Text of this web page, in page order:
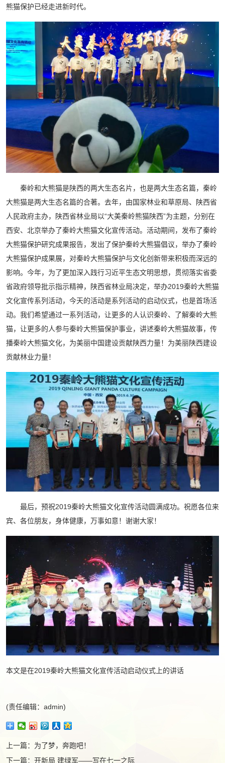
熊猫保护已经走进新时代。
秦岭和大熊猫是陕西的两大生态名片，也是两大生态名篇，秦岭
大熊猫是两大生态名篇的合著。去年，由国家林业和草原局、陕西省
人民政府主办，陕西省林业局以“大美秦岭熊猫陕西”为主题，分别在
西安、北京举办了秦岭大熊猫文化宣传活动。活动期间，发布了秦岭
大熊猫保护研究成果报告，发出了保护秦岭大熊猫倡议，举办了秦岭
大熊猫保护成果展，对秦岭大熊猫保护与文化创新带来积极而深远的
影响。今年，为了更加深入践行习近平生态文明思想，贯彻落实省委
省政府领导批示指示精神，陕西省林业局决定，举办2019秦岭大熊猫
文化宣传系列活动，今天的活动是系列活动的启动仪式，也是首场活
动。我们希望通过一系列活动，让更多的人认识秦岭、了解秦岭大熊
猫，让更多的人参与秦岭大熊猫保护事业，讲述秦岭大熊猫故事，传
播秦岭大熊猫文化，为美丽中国建设贡献陕西力量！为美丽陕西建设
贡献林业力量！
最后，预祝2019秦岭大熊猫文化宣传活动圆满成功。祝愿各位来
宾、各位朋友，身体健康，万事如意！谢谢大家！
本文是在2019秦岭大熊猫文化宣传活动启动仪式上的讲话
(责任编辑：admin)
上一篇： 为了梦，奔跑吧！
下一篇： 开新局 建绿军——写在七一之际